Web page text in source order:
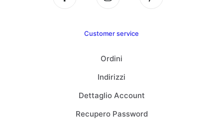
Customer service
Ordini
Indirizzi
Dettaglio Account
Recupero Password